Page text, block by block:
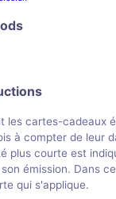
les cartes-cadeaux
à compter de leur
plus courte est
émission. Dans
qui s'applique.